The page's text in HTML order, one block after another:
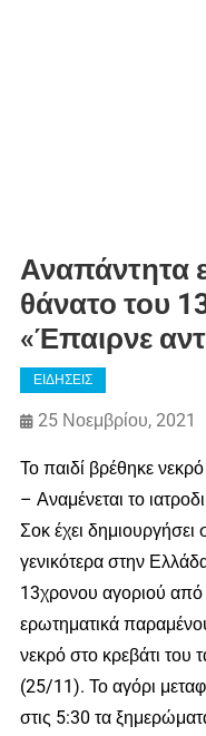
Αναπάντητα
θάνατο του
«Έπαιρνε
ΕΙΔΗΣΕΙΣ
25 Νοεμβρίου, 2021
Το παιδί βρέθηκε
– Αναμένεται το
Σοκ έχει
γενικότερα στην
13χρονου αγοριού
ερωτηματικά
νεκρό στο κρεβάτι του
(25/11). Το αγόρι
στις 5:30 τα